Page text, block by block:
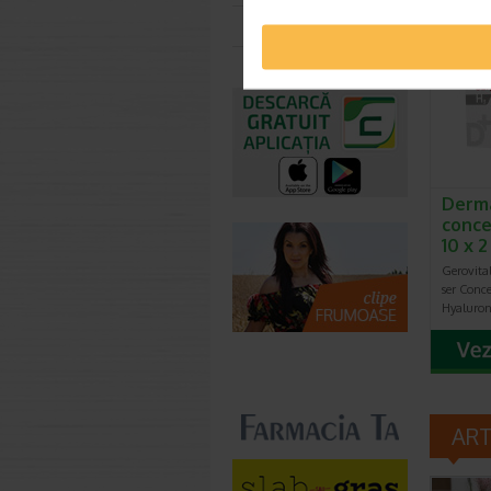
10 x
ser
Toate farmaciile